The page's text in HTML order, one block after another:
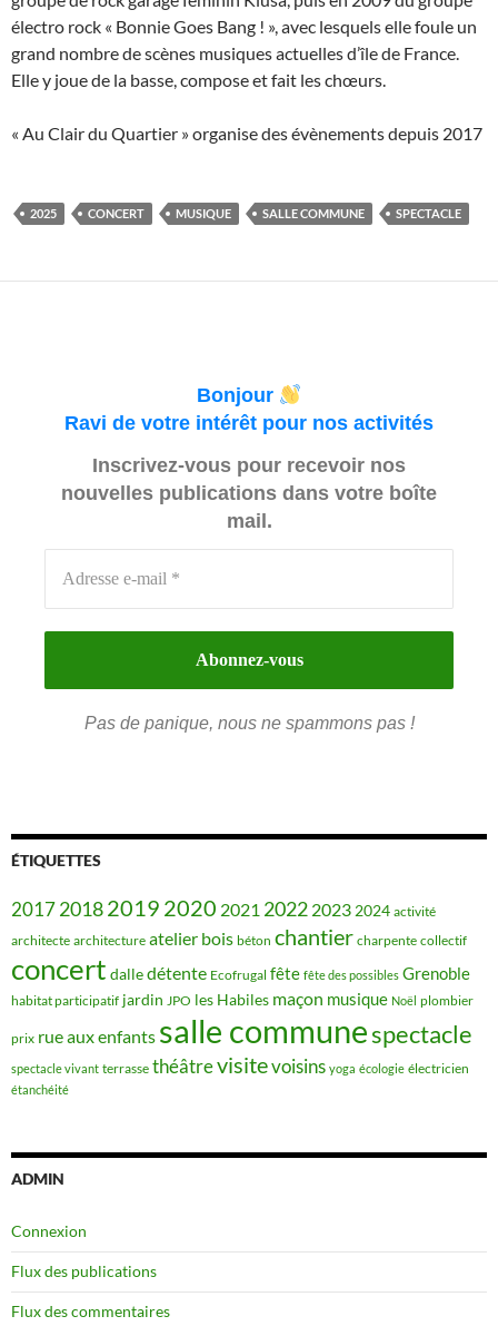
électro rock « Bonnie Goes Bang ! », avec lesquels elle foule un
grand nombre de scènes musiques actuelles d’île de France.
Elle y joue de la basse, compose et fait les chœurs.
« Au Clair du Quartier » organise des évènements depuis 2017
2025 CONCERT MUSIQUE SALLE COMMUNE SPECTACLE
Bonjour
Ravi de votre intérêt pour nos activités
Inscrivez-vous pour recevoir nos
nouvelles publications dans votre boîte
mail.
Pas de panique, nous ne spammons pas !
ÉTIQUETTES
201720182019 2020 2021 2022 20232024 activité
architecte architecture atelier bois béton chantier charpente collectif
concert dalledétente Ecofrugal fête fête des possibles Grenoble
habitat participatif jardin JPO les Habiles maçon musique Noël plombier
prix rue aux enfants salle communespectacle
spectacle vivant terrasse théâtrevisitevoisins yoga écologie électricien
étanchéité
ADMIN
Connexion
Flux des publications
Flux des commentaires